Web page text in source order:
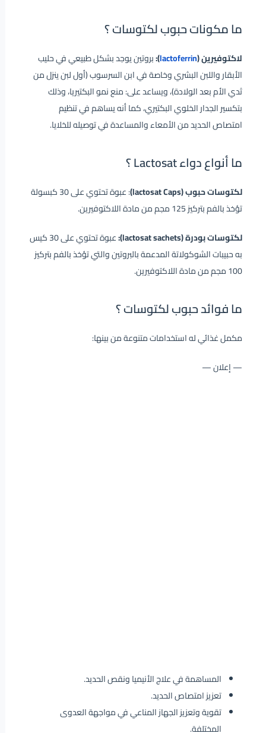
ما مكونات حبوب لكتوسات ؟
لاكتوفيرين (lactoferrin
):بروتين يوجد بشكل طبيعي في حليب
الأبقار واللبن البشري وخاصة في ابن السرسوب (أول لبن ينزل من
ثدي الأم بعد الولادة)، ويساعد على: منع نمو البكتيريا، وذلك
بتكسير الجدار الخلوي البكتيري، كما أنه يساهم في تنظيم
امتصاص الحديد من الأمعاء والمساعدة في توصيله للخلايا.
ما أنواع دواء Lactosat ؟
لكتوسات حبوب (lactosat Caps)
: عبوة تحتوي على 30 كبسولة
تؤخذ بالفم بتركيز 125 مجم من مادة اللاكتوفيرين.
لكتوسات بودرة (lactosat sachets):
عبوة تحتوي على 30 كيس
به حبيبات الشوكولاتة المدعمة بالبروتين والتي تؤخذ بالفم بتركيز
100 مجم من مادة اللاكتوفيرين.
ما فوائد حبوب لكتوسات ؟
مكمل غذائي له استخدامات متنوعة من بينها:
— إعلان —
المساهمة في علاج الأنيميا ونقص الحديد.
تعزيز امتصاص الحديد.
تقوية وتعزيز الجهاز المناعي في مواجهة العدوى
المختلفة.